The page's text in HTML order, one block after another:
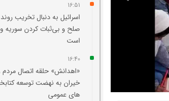
16:51
اسرائیل به دنبال تخریب روند
صلح و بی‌ثبات کردن سوریه
است
16:40
«اهدانش» حلقه اتصال مردم
خیران به نهضت توسعه
های عمومی